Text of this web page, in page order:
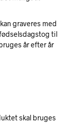
graveres med
til
år efter år
skal bruges